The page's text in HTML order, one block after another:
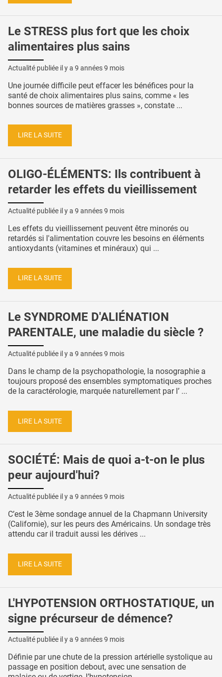
Le STRESS plus fort que les choix
alimentaires plus sains
Actualité publiée il y a 9 années 9 mois
Une journée difficile peut effacer les bénéfices pour la
santé de choix alimentaires plus sains, comme « les
bonnes sources de matières grasses », constate ...
LIRE LA SUITE
OLIGO-ÉLÉMENTS: Ils contribuent à
retarder les effets du vieillissement
Actualité publiée il y a 9 années 9 mois
Les effets du vieillissement peuvent être minorés ou
retardés si l'alimentation couvre les besoins en éléments
antioxydants (vitamines et minéraux) qui ...
LIRE LA SUITE
Le SYNDROME D'ALIÉNATION
PARENTALE, une maladie du siècle ?
Actualité publiée il y a 9 années 9 mois
Dans le champ de la psychopathologie, la nosographie a
toujours proposé des ensembles symptomatiques proches
de la caractérologie, marquée naturellement par l’ ...
LIRE LA SUITE
SOCIÉTÉ: Mais de quoi a-t-on le plus
peur aujourd'hui?
Actualité publiée il y a 9 années 9 mois
C’est le 3ème sondage annuel de la Chapmann University
(Californie), sur les peurs des Américains. Un sondage très
attendu car il traduit aussi les dérives ...
LIRE LA SUITE
L'HYPOTENSION ORTHOSTATIQUE, un
signe précurseur de démence?
Actualité publiée il y a 9 années 9 mois
Définie par une chute de la pression artérielle systolique au
passage en position debout, avec une sensation de